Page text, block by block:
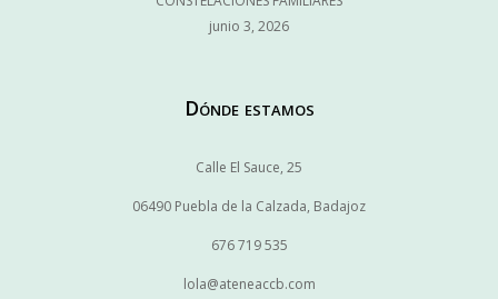
junio 3, 2026
Dónde estamos
Calle El Sauce, 25
06490 Puebla de la Calzada, Badajoz
676 719 535
lola@ateneaccb.com